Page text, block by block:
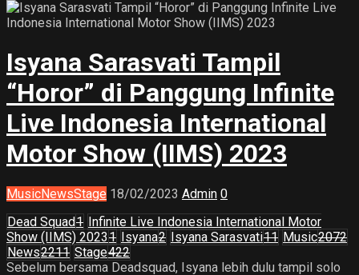
Isyana Sarasvati Tampil
“Horor” di Panggung Infinite
Live Indonesia International
Motor Show (IIMS) 2023
MusicNewsStage 18/02/2023 Admin 0
Dead Squad1 Infinite Live Indonesia International Motor
Show (IIMS) 20231 Isyana2 Isyana Sarasvati11 Music2072
News2211 Stage422
Sebelum bersama Deadsquad, Isyana lebih dulu tampil solo